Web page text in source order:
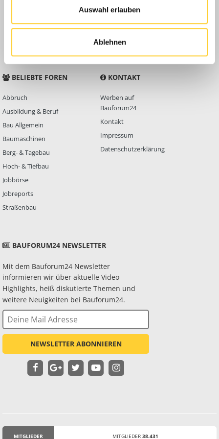
Auswahl erlauben
Ablehnen
Anleitungen
FAQ
Community Regeln
BELIEBTE FOREN
Abbruch
Ausbildung & Beruf
Bau Allgemein
Baumaschinen
Berg- & Tagebau
Hoch- & Tiefbau
Jobbörse
Jobreports
Straßenbau
KONTAKT
Werben auf
Bauforum24
Kontakt
Impressum
Datenschutzerklärung
BAUFORUM24 NEWSLETTER
Mit dem Bauforum24 Newsletter
informieren wir über aktuelle Video
Highlights, heiß diskutierte Themen und
weitere Neuigkeiten bei Bauforum24.
NEWSLETTER ABONNIEREN
MITGLIEDER MITGLIEDER 38.431